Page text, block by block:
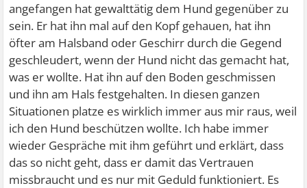
angefangen hat gewalttätig dem Hund gegenüber zu
sein. Er hat ihn mal auf den Kopf gehauen, hat ihn
öfter am Halsband oder Geschirr durch die Gegend
geschleudert, wenn der Hund nicht das gemacht hat,
was er wollte. Hat ihn auf den Boden geschmissen
und ihn am Hals festgehalten. In diesen ganzen
Situationen platze es wirklich immer aus mir raus, weil
ich den Hund beschützen wollte. Ich habe immer
wieder Gespräche mit ihm geführt und erklärt, dass
das so nicht geht, dass er damit das Vertrauen
missbraucht und es nur mit Geduld funktioniert. Es